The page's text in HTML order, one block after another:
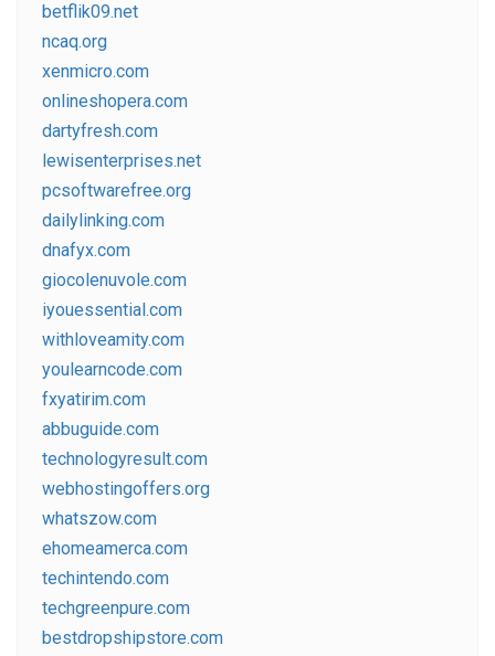
betflik09.net
ncaq.org
xenmicro.com
onlineshopera.com
dartyfresh.com
lewisenterprises.net
pcsoftwarefree.org
dailylinking.com
dnafyx.com
giocolenuvole.com
iyouessential.com
withloveamity.com
youlearncode.com
fxyatirim.com
abbuguide.com
technologyresult.com
webhostingoffers.org
whatszow.com
ehomeamerca.com
techintendo.com
techgreenpure.com
bestdropshipstore.com